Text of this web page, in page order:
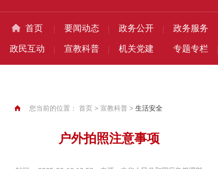
首页 要闻动态 政务公开 政务服务
政民互动 宣教科普 机关党建 专题专栏
您当前的位置： 首页 > 宣教科普 > 生活安全
户外拍照注意事项